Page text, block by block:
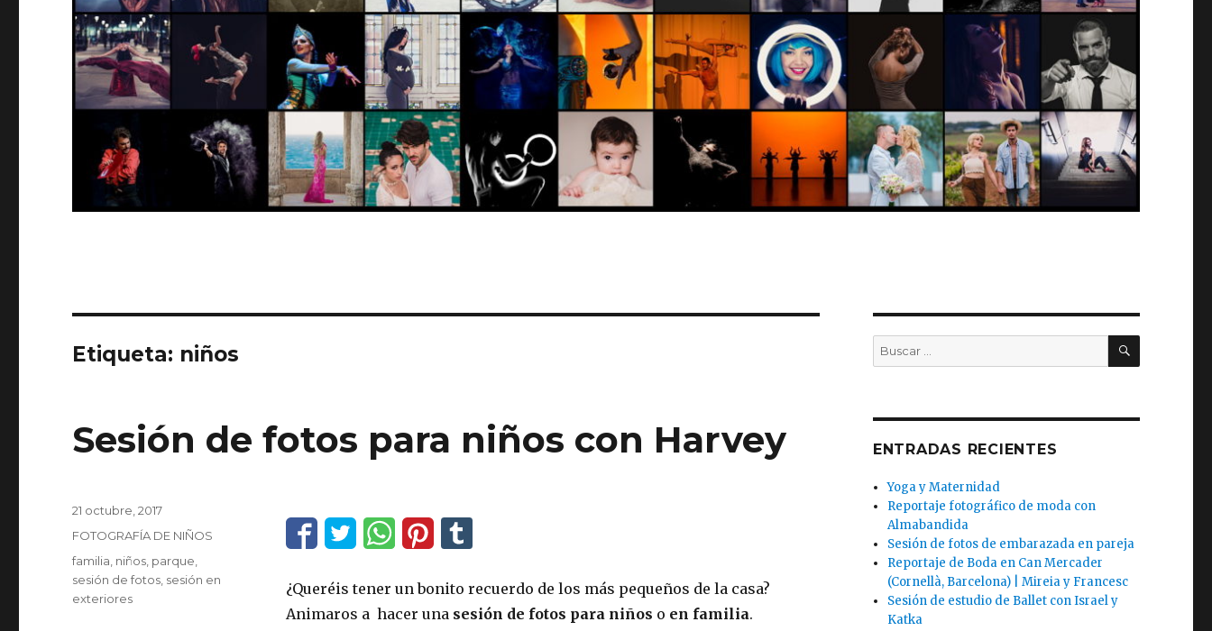
Etiqueta: niños
Sesión de fotos para niños con Harvey
¿Queréis tener un bonito recuerdo de los más pequeños de la casa?
Animaros a hacer una sesión de fotos para niños o en familia.
Publicado
21 octubre, 2017
Categorías
FOTOGRAFÍA DE NIÑOS
Etiquetas
familia niños parque
sesión de fotos sesión en
exteriores
Buscar
por:
BUSCAR
ENTRADAS RECIENTES
Yoga y Maternidad
Reportaje fotográfico de moda con
Almabandida
Sesión de fotos de embarazada en pareja
Reportaje de Boda en Can Mercader
(Cornellà, Barcelona) | Mireia y Francesc
Sesión de estudio de Ballet con Israel y
Katka